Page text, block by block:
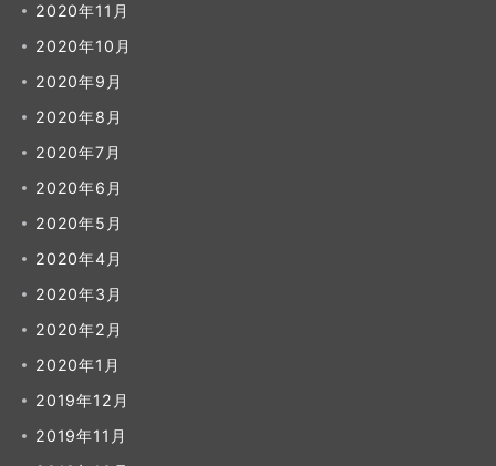
2020年11月
2020年10月
2020年9月
2020年8月
2020年7月
2020年6月
2020年5月
2020年4月
2020年3月
2020年2月
2020年1月
2019年12月
2019年11月